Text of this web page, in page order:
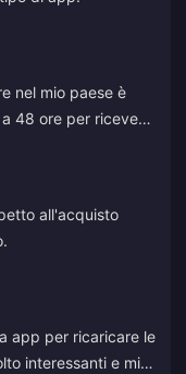
nel mio paese è
48 ore per ricevere
all'acquisto
app per ricaricare le
interessanti e mi